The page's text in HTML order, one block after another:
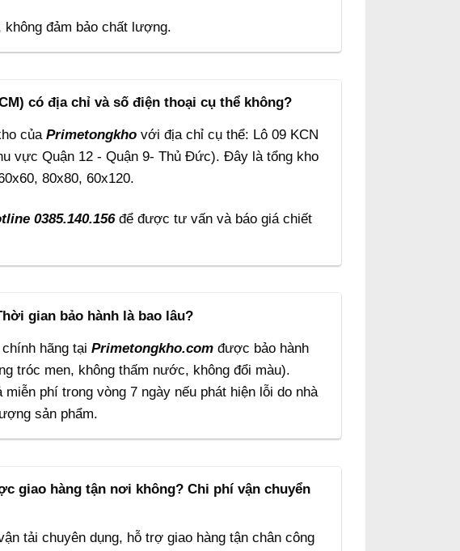
đảm bảo chất lượng.
có địa chỉ và số điện thoại cụ thể không?
củaPrimetongkhovới địa chỉ cụ thể: Lô 09 KCN
vực Quận 12 - Quận 9- Thủ Đức). Đây là tổng kho
80x80, 60x120.
0385.140.156 để được tư vấn và báo giá chiết
gian bảo hành là bao lâu?
hãng tại Primetongkho.comđược bảo hành
tróc men, không thấm nước, không đổi màu).
phí trong vòng 7 ngày nếu phát hiện lỗi do nhà
sản phẩm.
giao hàng tận nơi không? Chi phí vận chuyển
tải chuyên dụng, hỗ trợ giao hàng tận chân công